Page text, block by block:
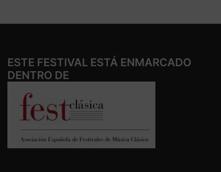
ESTE FESTIVAL ESTÁ ENMARCADO
DENTRO DE